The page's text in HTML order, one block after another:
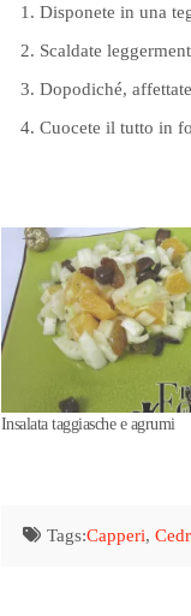
Disponete in una
Scaldate
Dopodiché,
Cuocete il tutto in
Insalata taggiasche e agrumi
Tags:Capperi,